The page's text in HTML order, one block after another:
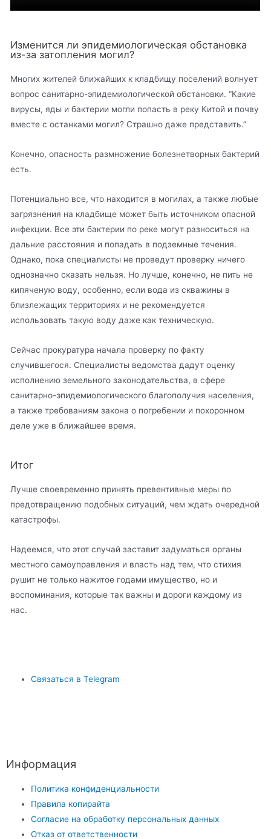
Изменится ли эпидемиологическая обстановка
из-за затопления могил?
Многих жителей ближайших к кладбищу поселений волнует
вопрос санитарно-эпидемиологической обстановки. “Какие
вирусы, яды и бактерии могли попасть в реку Китой и почву
вместе с останками могил? Страшно даже представить.”
Конечно, опасность размножение болезнетворных бактерий
есть.
Потенциально все, что находится в могилах, а также любые
загрязнения на кладбище может быть источником опасной
инфекции. Все эти бактерии по реке могут разноситься на
дальние расстояния и попадать в подземные течения.
Однако, пока специалисты не проведут проверку ничего
однозначно сказать нельзя. Но лучше, конечно, не пить не
кипяченую воду, особенно, если вода из скважины в
близлежащих территориях и не рекомендуется
использовать такую воду даже как техническую.
Сейчас прокуратура начала проверку по факту
случившегося. Специалисты ведомства дадут оценку
исполнению земельного законодательства, в сфере
санитарно-эпидемиологического благополучия населения,
а также требованиям закона о погребении и похоронном
деле уже в ближайшее время.
Итог
Лучше своевременно принять превентивные меры по
предотвращению подобных ситуаций, чем ждать очередной
катастрофы.
Надеемся, что этот случай заставит задуматься органы
местного самоуправления и власть над тем, что стихия
рушит не только нажитое годами имущество, но и
воспоминания, которые так важны и дороги каждому из
нас.
Связаться в Telegram
Информация
Политика конфиденциальности
Правила копирайта
Согласие на обработку персональных данных
Отказ от ответственности